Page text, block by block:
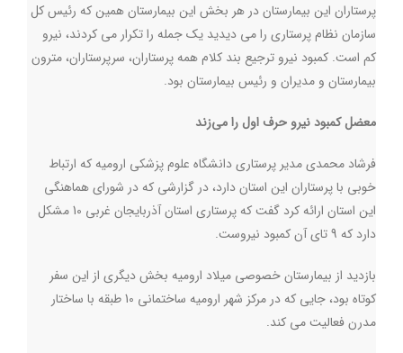
پرستاران این بیمارستان در هر بخش این بیمارستان همین که رئیس کل
سازمان نظام پرستاری را می دیدید یک جمله را تکرار می کردند، نیرو
کم است. کمبود نیرو ترجیع بند کلام همه پرستاران، سرپرستاران، مترون
بیمارستان و مدیران و رئیس بیمارستان بود.
معضل کمبود نیرو حرف اول را می‌زند
فرشاد محمدی مدیر پرستاری دانشگاه علوم پزشکی ارومیه که ارتباط
خوبی با پرستاران این استان دارد، در گزارشی که در شورای هماهنگی
این استان ارائه کرد گفت که پرستاری استان آذربایجان غربی 10 مشکل
دارد که 9 تای آن کمبود نیروست.
بازدید از بیمارستان خصوصی میلاد ارومیه بخش دیگری از این سفر
کوتاه بود، جایی که در مرکز شهر ارومیه ساختمانی 10 طبقه با ساختار
مدرن فعالیت می کند.